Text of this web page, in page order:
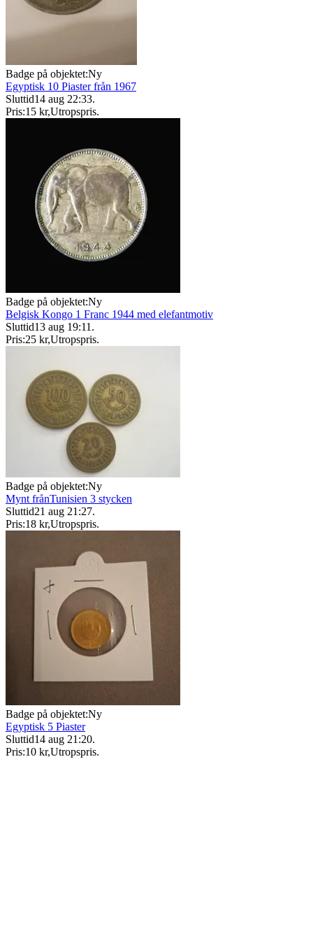
Badge på objektet:Ny
Egyptisk 10 Piaster från 1967
Sluttid14 aug 22:33.
Pris:15 kr,Utropspris.
Badge på objektet:Ny
Belgisk Kongo 1 Franc 1944 med elefantmotiv
Sluttid13 aug 19:11 .
Pris:25 kr,Utropspris.
Badge på objektet:Ny
Mynt frånTunisien 3 stycken
Sluttid21 aug 21:27.
Pris:18 kr,Utropspris.
Badge på objektet:Ny
Egyptisk 5 Piaster
Sluttid14 aug 21:20.
Pris:10 kr,Utropspris.